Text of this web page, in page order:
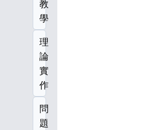
教
學
理
論
實
作
問
題